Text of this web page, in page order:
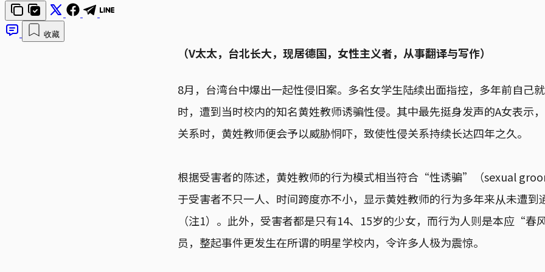
收藏
（V太太，台北长大，现居德国，女性主义者，从事翻译与写作）
8月，台湾台中爆出一起性侵旧案。多名女学生陆续出面指控，多年前自己
时，遭到当时校内的知名黄姓教师诱骗性侵。其中最先挺身发声的A女表示
关系时，黄姓教师便会予以威胁恫吓，致使性侵关系持续长达四年之久。
根据受害者的陈述，黄姓教师的行为模式相当符合“性诱骗”（sexual
于受害者不只一人、时间跨度亦不小，显示黄姓教师的行为多年来从未遭到
（注1）。此外，受害者都是只有14、15岁的少女，而行为人则是本应“
员，整起事件更发生在所谓的明星学校内，令许多人极为震惊。